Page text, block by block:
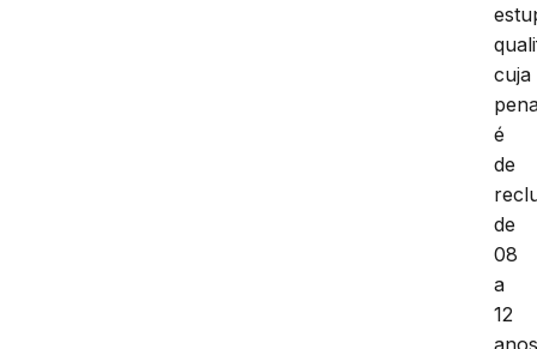
cuja
é
de
de
08
a
12